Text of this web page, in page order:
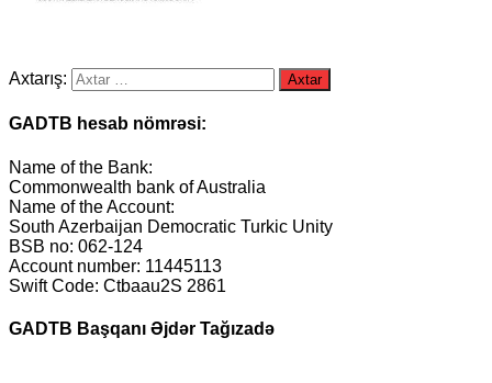
Axtarış:
GADTB hesab nömrəsi:
Name of the Bank:
Commonwealth bank of Australia
Name of the Account:
South Azerbaijan Democratic Turkic Unity
BSB no: 062-124
Account number: 11445113
Swift Code: Ctbaau2S 2861
GADTB Başqanı Əjdər Tağızadə